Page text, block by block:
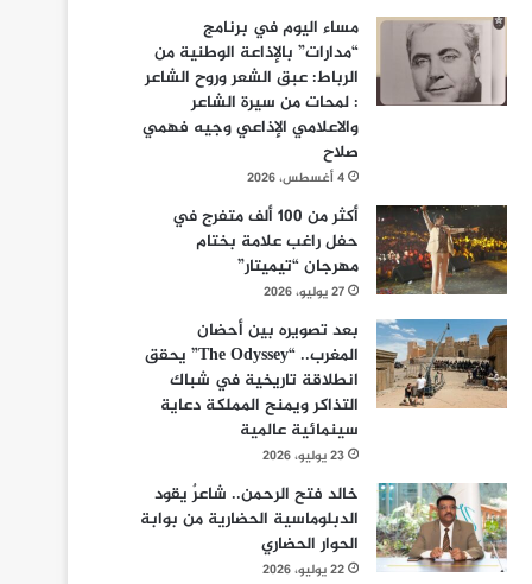
مساء اليوم في برنامج
“مدارات” بالإذاعة الوطنية من
الرباط: عبق الشعر وروح الشاعر
: لمحات من سيرة الشاعر
والاعلامي الإذاعي وجيه فهمي
صلاح
4 أغسطس، 2026
أكثر من 100 ألف متفرج في
حفل راغب علامة بختام
مهرجان “تيميتار”
27 يوليو، 2026
بعد تصويره بين أحضان
المغرب.. “The Odyssey” يحقق
انطلاقة تاريخية في شباك
التذاكر ويمنح المملكة دعاية
سينمائية عالمية
23 يوليو، 2026
خالد فتح الرحمن.. شاعرٌ يقود
الدبلوماسية الحضارية من بوابة
الحوار الحضاري
22 يوليو، 2026